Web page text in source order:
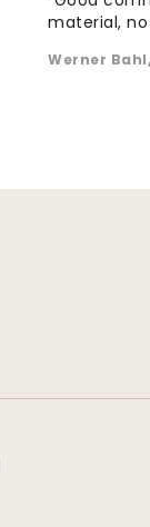
material,
Werner Bahl